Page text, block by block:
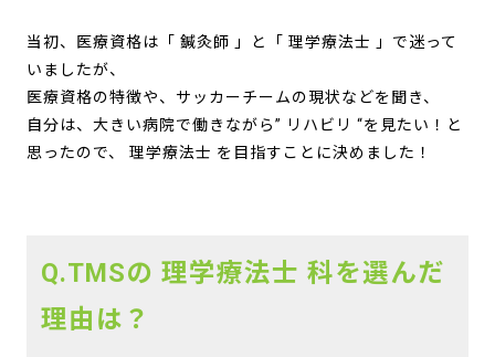
当初、医療資格は「 鍼灸師 」と「 理学療法士 」で迷って
いましたが、
医療資格の特徴や、サッカーチームの現状などを聞き、
自分は、大きい病院で働きながら” リハビリ “を見たい！と
思ったので、 理学療法士 を目指すことに決めました！
Q.TMSの 理学療法士 科を選んだ
理由は？